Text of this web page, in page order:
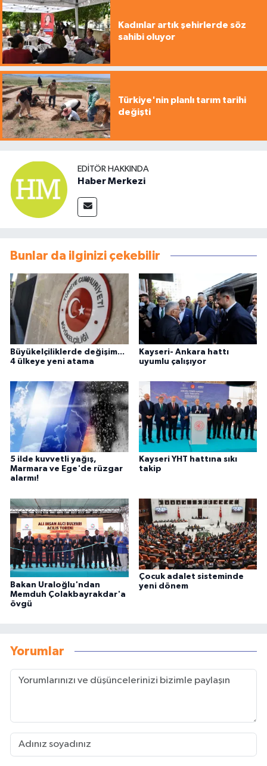
Kadınlar artık şehirlerde söz
sahibi oluyor
Türkiye'nin planlı tarım tarihi
değişti
EDITÖR HAKKINDA
Haber Merkezi
Bunlar da ilginizi çekebilir
Büyükelçiliklerde değişim...
4 ülkeye yeni atama
Kayseri- Ankara hattı
uyumlu çalışıyor
5 ilde kuvvetli yağış,
Marmara ve Ege'de rüzgar
alarmı!
Kayseri YHT hattına sıkı
takip
Bakan Uraloğlu'ndan
Memduh Çolakbayrakdar'a
övgü
Çocuk adalet sisteminde
yeni dönem
Yorumlar